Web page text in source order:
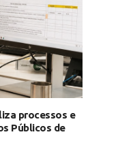
processos e
Públicos de